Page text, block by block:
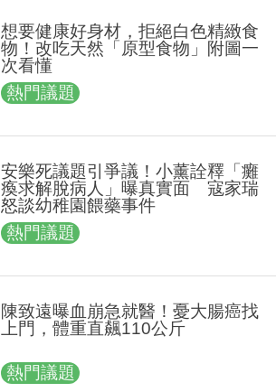
想要健康好身材，拒絕白色精緻食
物！改吃天然「原型食物」附圖一
次看懂
熱門議題
安樂死議題引爭議！小薰詮釋「癱
瘓求解脫病人」曝真實面 寇家瑞
怒談幼稚園餵藥事件
熱門議題
陳致遠曝血崩急就醫！憂大腸癌找
上門，體重直飆110公斤
熱門議題